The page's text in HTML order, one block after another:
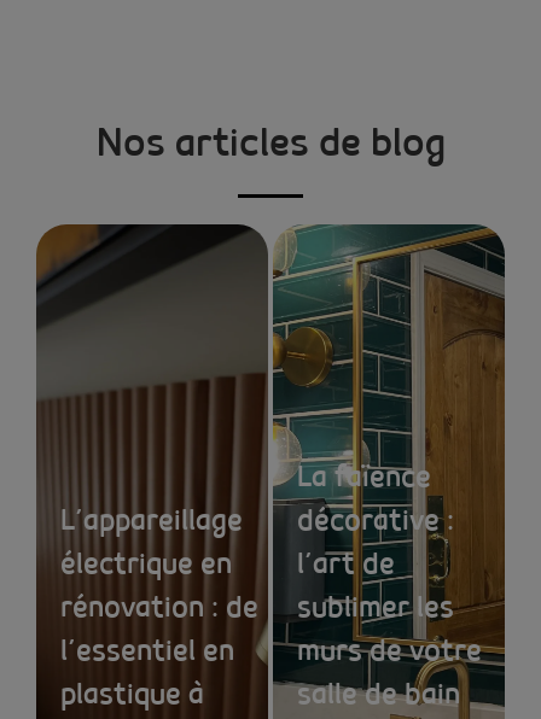
Nos articles de blog
L’appareillage
électrique en
rénovation : de
l’essentiel en
plastique à
La faïence
décorative :
l’art de
sublimer les
murs de votre
salle de bain